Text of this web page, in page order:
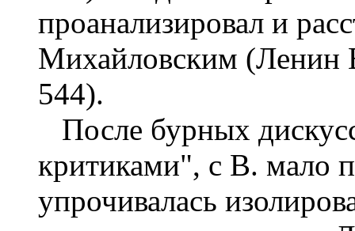
проанализировал и
Михайловским (Ленин
544).
После бурных
критиками", с В. мало
упрочивалась